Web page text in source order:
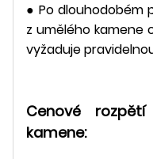
● Po dlouhodobém
z umělého
vyžaduje
Cenové
kamene: